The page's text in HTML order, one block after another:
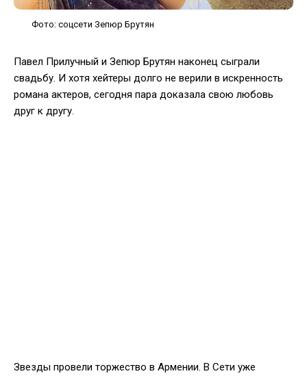
Фото: соцсети Зепюр Брутян
Павел Прилучный и Зепюр Брутян наконец сыграли
свадьбу. И хотя хейтеры долго не верили в искренность
романа актеров, сегодня пара доказала свою любовь
друг к другу.
Звезды провели торжество в Армении. В Сети уже